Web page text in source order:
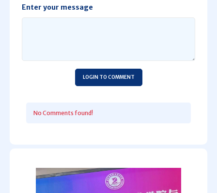
Enter your message
LOGIN TO COMMENT
No Comments found!